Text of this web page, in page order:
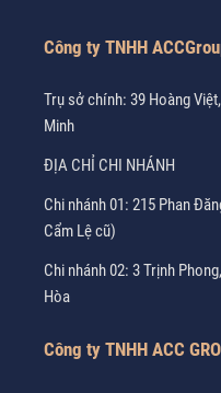
Công ty TNHH
Trụ sở chính: 39 Hoàng
Minh
ĐỊA CHỈ CHI NHÁNH
Chi nhánh 01: 215 Phan
Cẩm Lệ cũ)
Chi nhánh 02: 3 Trịnh
Hòa
Công ty TNHH ACC